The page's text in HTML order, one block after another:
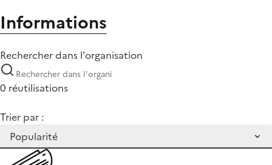
Informations
Rechercher dans l'organisation
0 réutilisations
Trier par :